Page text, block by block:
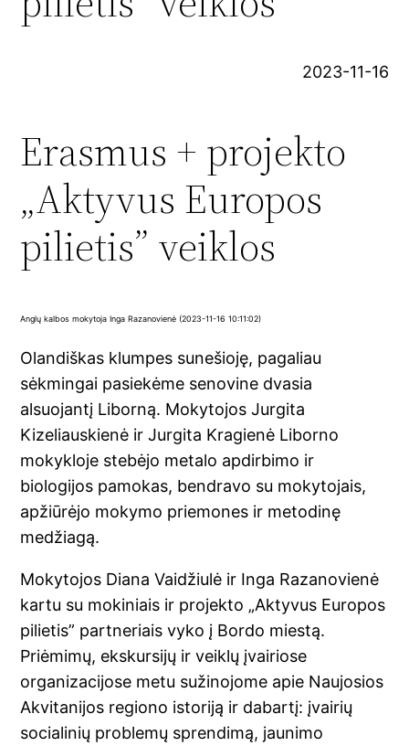
2023-11-16
Erasmus + projekto
„Aktyvus Europos
pilietis” veiklos
Anglų kalbos mokytoja Inga Razanovienė (2023-11-16 10:11:02)
Olandiškas klumpes sunešioję, pagaliau
sėkmingai pasiekėme senovine dvasia
alsuojantį Liborną. Mokytojos Jurgita
Kizeliauskienė ir Jurgita Kragienė Liborno
mokykloje stebėjo metalo apdirbimo ir
biologijos pamokas, bendravo su mokytojais,
apžiūrėjo mokymo priemones ir metodinę
medžiagą.
Mokytojos Diana Vaidžiulė ir Inga Razanovienė
kartu su mokiniais ir projekto „Aktyvus Europos
pilietis” partneriais vyko į Bordo miestą.
Priėmimų, ekskursijų ir veiklų įvairiose
organizacijose metu sužinojome apie Naujosios
Akvitanijos regiono istoriją ir dabartį: įvairių
socialinių problemų sprendimą, jaunimo